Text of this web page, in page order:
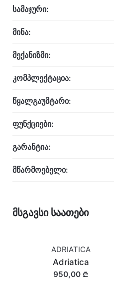
სამაჯური:
მინა:
მექანიზმი:
კომპლექტაცია:
წყალგაუმტარი:
ფუნქციები:
გარანტია:
მწარმოებელი:
მსგავსი საათები
ADRIATICA
Adriatica
950,00 ₾